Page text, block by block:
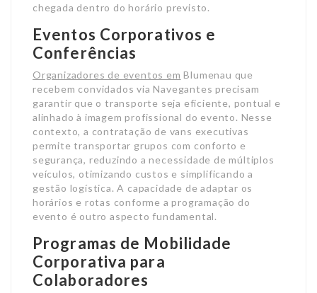
chegada dentro do horário previsto.
Eventos Corporativos e
Conferências
Organizadores de eventos em Blumenau que
recebem convidados via Navegantes precisam
garantir que o transporte seja eficiente, pontual e
alinhado à imagem profissional do evento. Nesse
contexto, a contratação de vans executivas
permite transportar grupos com conforto e
segurança, reduzindo a necessidade de múltiplos
veículos, otimizando custos e simplificando a
gestão logística. A capacidade de adaptar os
horários e rotas conforme a programação do
evento é outro aspecto fundamental.
Programas de Mobilidade
Corporativa para
Colaboradores